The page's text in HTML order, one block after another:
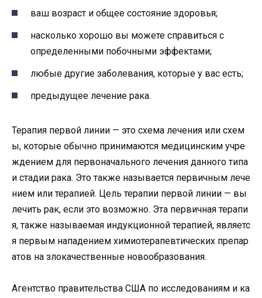
ваш возраст и общее состояние здоровья;
насколько хорошо вы можете справиться с
определенными побочными эффектами;
любые другие заболевания, которые у вас есть;
предыдущее лечение рака.
Терапия первой линии — это схема лечения или схем
ы, которые обычно принимаются медицинским учре
ждением для первоначального лечения данного типа
и стадии рака. Это также называется первичным лече
нием или терапией. Цель терапии первой линии — вы
лечить рак, если это возможно. Эта первичная терапи
я, также называемая индукционной терапией, являетс
я первым нападением химиотерапевтических препар
атов на злокачественные новообразования.
Агентство правительства США по исследованиям и ка